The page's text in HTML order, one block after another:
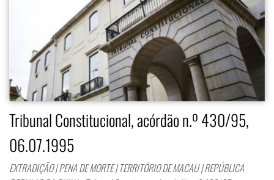
Tribunal Constitucional, acórdão n.º 430/95,
06.07.1995
EXTRADIÇÃO | PENA DE MORTE | TERRITÓRIO DE MACAU | REPÚBLICA